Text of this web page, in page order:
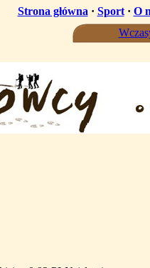
Strona główna · Sport· O